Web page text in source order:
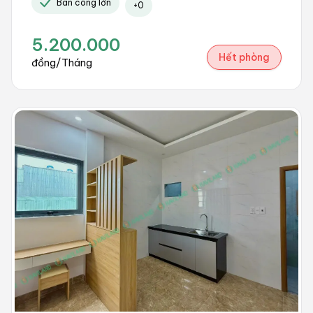
Ban công lớn +0
5.200.000
đồng/Tháng Hết phòng